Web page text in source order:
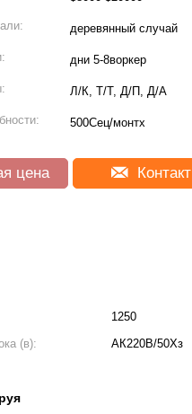
деревянный случай
дни 5-8воркер
Л/К, Т/Т, Д/П, Д/А
500Сец/монтх
цена Контакт
1250
(в):
АК220В/50Хз